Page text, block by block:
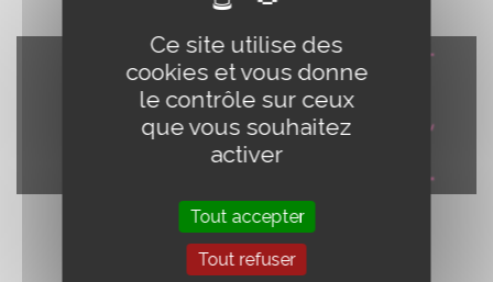
Ce site utilise des
cookies et vous donne
le contrôle sur ceux
que vous souhaitez
activer
Tout accepter
Tout refuser